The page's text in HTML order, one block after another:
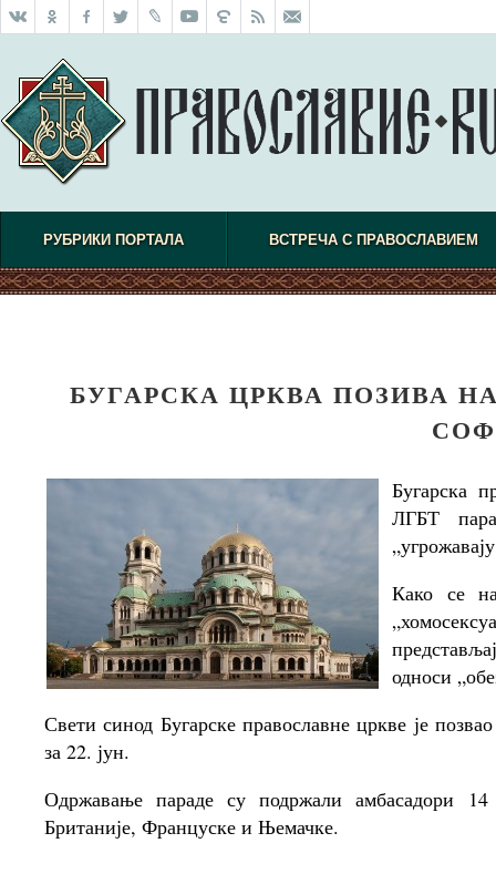
РУБРИКИ ПОРТАЛА ВСТРЕЧА С ПРАВОСЛАВИЕМ
БУГАРСКА ЦРКВА ПОЗИВА
Бугарска
ЛГБТ
Како се
односи
Свети синод Бугарске православне цркве је
за 22. јун.
Одржавање параде су подржали амбасадори
Британије, Француске и Њемачке.